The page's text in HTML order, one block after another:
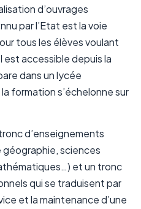
d’ouvrages
par l’Etat est la voie
tous les élèves voulant
est accessible depuis la
dans un lycée
formation s’échelonne sur
d’enseignements
sciences
et un tronc
qui se traduisent par
et la maintenance d’une